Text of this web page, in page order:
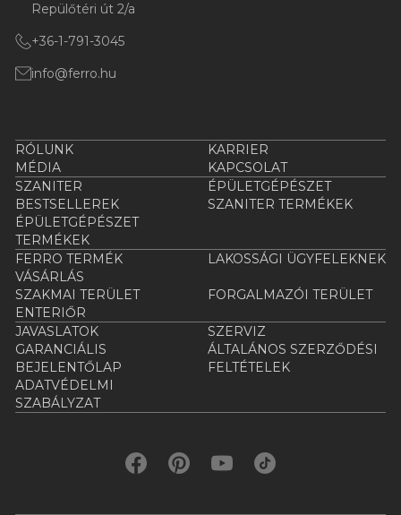
Repülőtéri út 2/a
+36-1-791-3045
info@ferro.hu
RÓLUNK
KARRIER
MÉDIA
KAPCSOLAT
SZANITER
ÉPÜLETGÉPÉSZET
BESTSELLEREK
SZANITER TERMÉKEK
ÉPÜLETGÉPÉSZET
TERMÉKEK
FERRO TERMÉK
VÁSÁRLÁS
LAKOSSÁGI ÜGYFELEKNEK
SZAKMAI TERÜLET
FORGALMAZÓI TERÜLET
ENTERIŐR
JAVASLATOK
SZERVIZ
GARANCIÁLIS
BEJELENTŐLAP
ÁLTALÁNOS SZERZŐDÉSI
FELTÉTELEK
ADATVÉDELMI
SZABÁLYZAT